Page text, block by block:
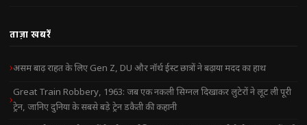
ताज़ा खबरें
असम बाढ़ राहत के लिए Gen Z, DU और नॉर्थ ईस्ट छात्रों ने बढ़ाया मदद का हाथ
Great Train Robbery, 1963: जब एक नकली सिग्नल दिखाकर लुटेरों ने लूट ली पूरी
ट्रेन, जानिए दुनिया के सबसे बड़े ट्रेन डकैती की कहानी